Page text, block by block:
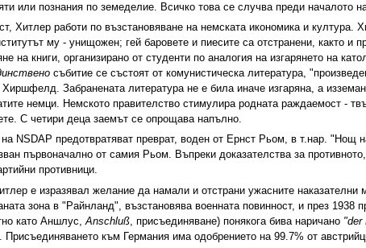
или познания по земеделие. Всичко това се случва преди началото
Хитлер работи по възстановяване на немската икономика и
му - унищожен; гей баровете и пиесите са отстранени, както и
на книги, организирано от студенти по аналогия на изгарянето на
събитие се състоят от комунистическа литература,
Хиршфелд. Забранената литература не е била иначе изгаряна, а
немци. Немското правителство стимулира родната раждаемост -
С четири деца заемът се опрощава напълно.
на NSDAP предотвратяват преврат, воден от Ернст Рьом, в т.нар.
първоначално от самия Рьом. Въпреки доказателства за
противници.
е изразявал желание да намали и отстрани ужасните
зона в "Райнланд", възстановява военната повинност, и през
като Аншлус, Anschluß, присъединяване) понякога бива наричано "der
Присъединяването към Германия има одобрението на 99.7% от